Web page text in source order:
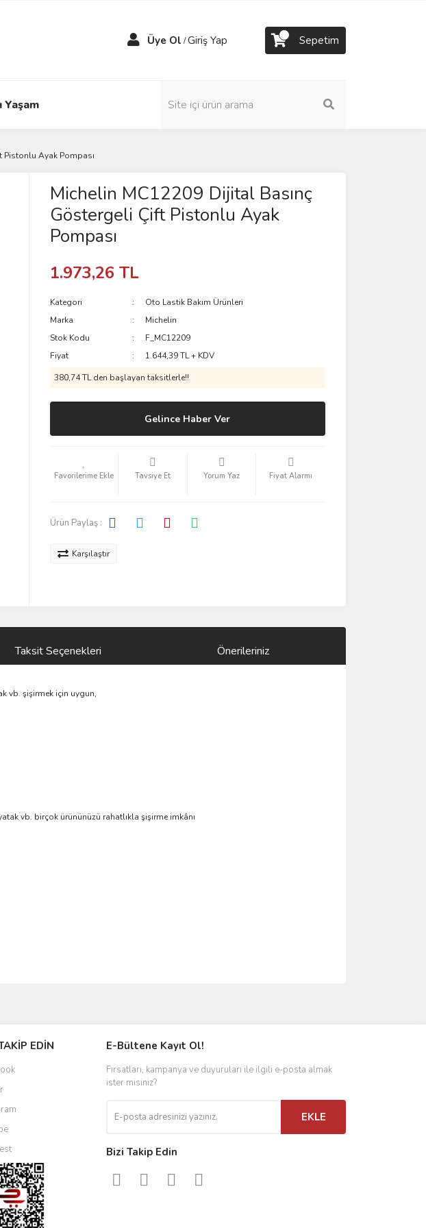
Üye Ol /Giriş Yap Sepetim
Yaşam
Pistonlu Ayak Pompası
Michelin MC12209 Dijital Basınç
Göstergeli Çift Pistonlu Ayak
Pompası
1.973,26 TL
Kategori
Oto Lastik Bakım Ürünleri
Marka
Michelin
Stok Kodu
F_MC12209
Fiyat
1.644,39 TL + KDV
380,74 TL den başlayan taksitlerle!!
Gelince Haber Ver
Tavsiye Et Yorum Yaz Fiyat Alarmı
Ürün Paylaş :
Karşılaştır
Taksit Seçenekleri Önerileriniz
vb. şişirmek için uygun,
vb. birçok ürününüzü rahatlıkla şişirme imkânı
EDİN E-Bültene Kayıt Ol!
Fırsatları, kampanya ve duyuruları ile ilgili e-posta almak
ister misiniz?
EKLE
Bizi Takip Edin